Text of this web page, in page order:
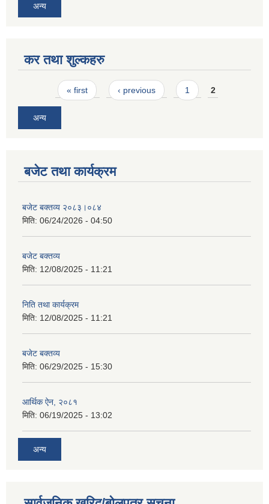
अन्य
कर तथा शुल्कहरु
Pages« first ‹ previous 1 2
अन्य
बजेट तथा कार्यक्रम
बजेट बक्तव्य २०८३।०८४
मिति: 06/24/2026 - 04:50
बजेट बक्तव्य
मिति: 12/08/2025 - 11:21
निति तथा कार्यक्रम
मिति: 12/08/2025 - 11:21
बजेट बक्तव्य
मिति: 06/29/2025 - 15:30
आर्थिक ऐन, २०८१
मिति: 06/19/2025 - 13:02
अन्य